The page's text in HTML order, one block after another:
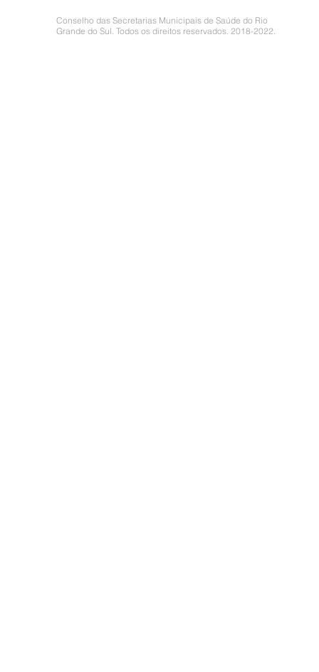
Conselho das Secretarias Municipais de Saúde do Rio
Grande do Sul. Todos os direitos reservados. 2018-2022.